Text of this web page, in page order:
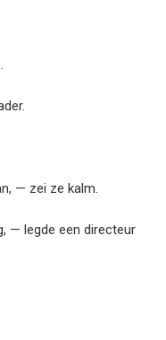
— zei ze kalm.
— legde een directeur